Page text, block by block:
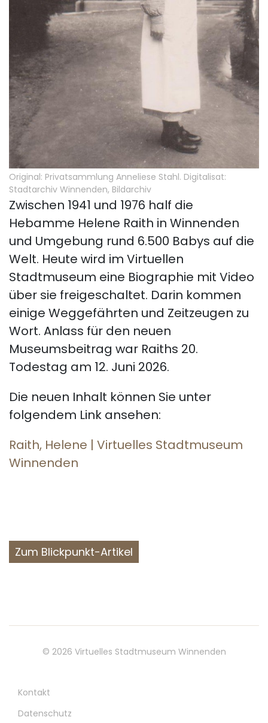
Original: Privatsammlung Anneliese Stahl. Digitalisat:
Stadtarchiv Winnenden, Bildarchiv
Zwischen 1941 und 1976 half die
Hebamme Helene Raith in Winnenden
und Umgebung rund 6.500 Babys auf die
Welt. Heute wird im Virtuellen
Stadtmuseum eine Biographie mit Video
über sie freigeschaltet. Darin kommen
einige Weggefährten und Zeitzeugen zu
Wort. Anlass für den neuen
Museumsbeitrag war Raiths 20.
Todestag am 12. Juni 2026.
Die neuen Inhalt können Sie unter
folgendem Link ansehen:
Raith, Helene | Virtuelles Stadtmuseum
Winnenden
Zum Blickpunkt-Artikel
Social
menu
© 2026 Virtuelles Stadtmuseum Winnenden
Kontakt
Datenschutz